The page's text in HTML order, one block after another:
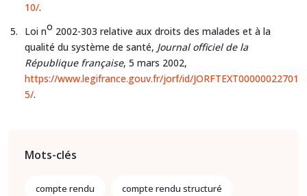
10/.
Loi no 2002-303 relative aux droits des malades et à la
qualité du système de santé, Journal officiel de la
République française, 5 mars 2002,
https://www.legifrance.gouv.fr/jorf/id/JORFTEXT00000022701
5/.
Mots-clés
compte rendu compte rendu structuré